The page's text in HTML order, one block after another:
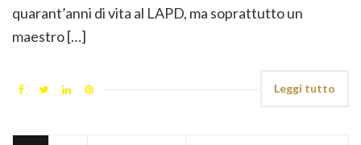
quarant’anni di vita al LAPD, ma soprattutto un
maestro […]
Leggi tutto